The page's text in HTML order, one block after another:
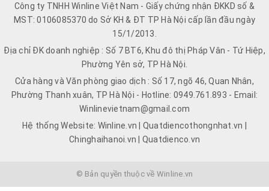
Công ty TNHH Winline Việt Nam - Giấy chứng nhận ĐKKD số &
MST: 0106085370 do Sở KH & ĐT TP Hà Nội cấp lần đầu ngày
15/1/2013.
Địa chỉ ĐK doanh nghiệp : Số 7 BT6, Khu đô thị Pháp Vân - Tứ Hiệp,
Phường Yên sở, TP Hà Nội.
Cửa hàng và Văn phòng giao dịch : Số 17, ngõ 46, Quan Nhân,
Phường Thanh xuân, TP Hà Nội - Hotline: 0949.761.893 - Email:
Winlinevietnam@gmail.com
Hệ thống Website: Winline.vn | Quatdiencothongnhat.vn |
Chinghaihanoi.vn | Quatdienco.vn
© Bản quyền thuộc về Winline.vn